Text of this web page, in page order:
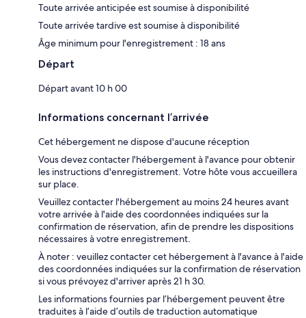
Toute arrivée anticipée est soumise à disponibilité
Toute arrivée tardive est soumise à disponibilité
Âge minimum pour l'enregistrement : 18 ans
Départ
Départ avant 10 h 00
Informations concernant l’arrivée
Cet hébergement ne dispose d'aucune réception
Vous devez contacter l'hébergement à l'avance pour obtenir
les instructions d'enregistrement. Votre hôte vous accueillera
sur place.
Veuillez contacter l'hébergement au moins 24 heures avant
votre arrivée à l'aide des coordonnées indiquées sur la
confirmation de réservation, afin de prendre les dispositions
nécessaires à votre enregistrement.
À noter : veuillez contacter cet hébergement à l'avance à l'aide
des coordonnées indiquées sur la confirmation de réservation
si vous prévoyez d'arriver après 21 h 30.
Les informations fournies par l’hébergement peuvent être
traduites à l’aide d’outils de traduction automatique